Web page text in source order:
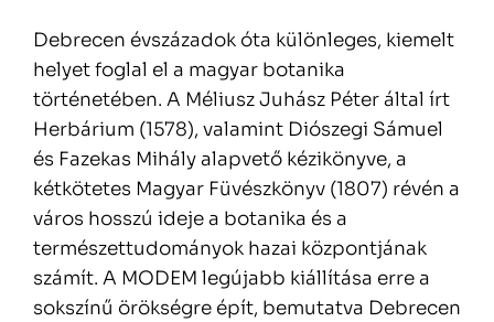
Debrecen évszázadok óta különleges, kiemelt
helyet foglal el a magyar botanika
történetében. A Méliusz Juhász Péter által írt
Herbárium (1578), valamint Diószegi Sámuel
és Fazekas Mihály alapvető kézikönyve, a
kétkötetes Magyar Füvészkönyv (1807) révén a
város hosszú ideje a botanika és a
természettudományok hazai központjának
számít. A MODEM legújabb kiállítása erre a
sokszínű örökségre épít, bemutatva Debrecen